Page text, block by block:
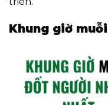
Khung giờ